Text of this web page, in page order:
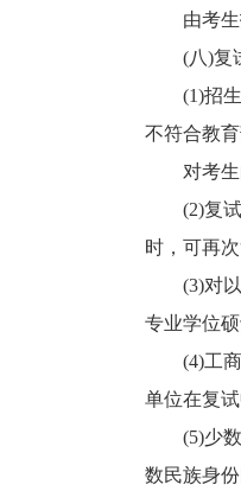
由考生报
(八)复
(1)招生
不符合教
对考生的
(2)复试
时，可再
(3)对以
专业学位
(4)工商
单位在复试
(5)少数
数民族身